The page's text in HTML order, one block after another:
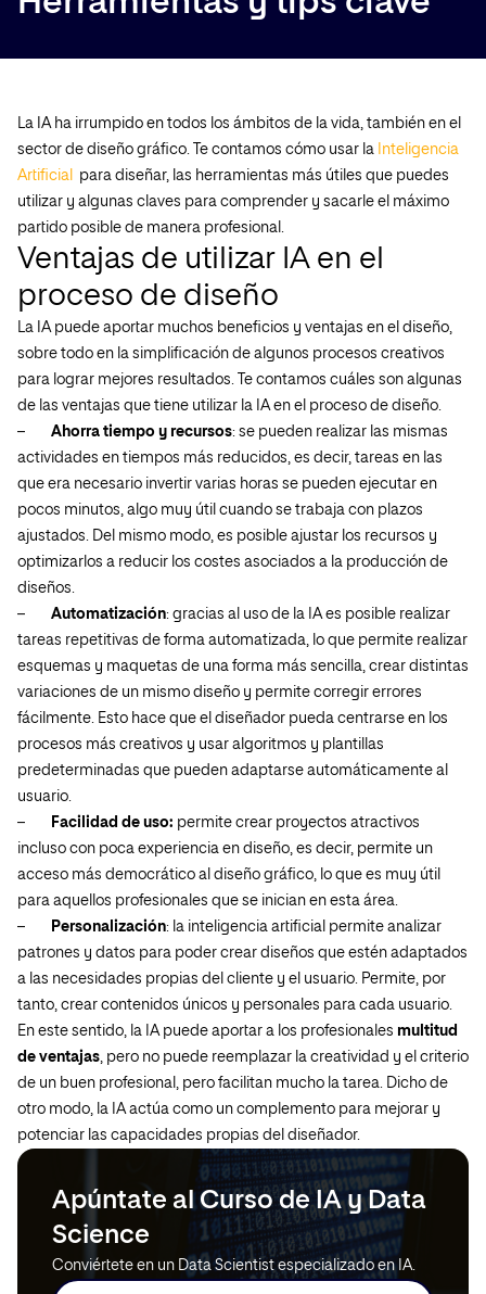
La IA ha irrumpido en todos los ámbitos de la vida, también en el
sector de diseño gráfico. Te contamos cómo usar la Inteligencia
Artificial
para diseñar, las herramientas más útiles que puedes
utilizar y algunas claves para comprender y sacarle el máximo
partido posible de manera profesional.
Ventajas de utilizar IA en el
proceso de diseño
La IA puede aportar muchos beneficios y ventajas en el diseño,
sobre todo en la simplificación de algunos procesos creativos
para lograr mejores resultados. Te contamos cuáles son algunas
de las ventajas que tiene utilizar la IA en el proceso de diseño.
–
Ahorra tiempo y recursos: se pueden realizar las mismas
actividades en tiempos más reducidos, es decir, tareas en las
que era necesario invertir varias horas se pueden ejecutar en
pocos minutos, algo muy útil cuando se trabaja con plazos
ajustados. Del mismo modo, es posible ajustar los recursos y
optimizarlos a reducir los costes asociados a la producción de
diseños.
–
Automatización: gracias al uso de la IA es posible realizar
tareas repetitivas de forma automatizada, lo que permite realizar
esquemas y maquetas de una forma más sencilla, crear distintas
variaciones de un mismo diseño y permite corregir errores
fácilmente. Esto hace que el diseñador pueda centrarse en los
procesos más creativos y usar algoritmos y plantillas
predeterminadas que pueden adaptarse automáticamente al
usuario.
–
Facilidad de uso: permite crear proyectos atractivos
incluso con poca experiencia en diseño, es decir, permite un
acceso más democrático al diseño gráfico, lo que es muy útil
para aquellos profesionales que se inician en esta área.
–
Personalización: la inteligencia artificial permite analizar
patrones y datos para poder crear diseños que estén adaptados
a las necesidades propias del cliente y el usuario. Permite, por
tanto, crear contenidos únicos y personales para cada usuario.
En este sentido, la IA puede aportar a los profesionales multitud
de ventajas, pero no puede reemplazar la creatividad y el criterio
de un buen profesional, pero facilitan mucho la tarea. Dicho de
otro modo, la IA actúa como un complemento para mejorar y
potenciar las capacidades propias del diseñador.
Apúntate al Curso de IA y Data
Science
Conviértete en un Data Scientist especializado en IA.